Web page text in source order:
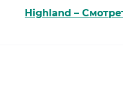
Highland –